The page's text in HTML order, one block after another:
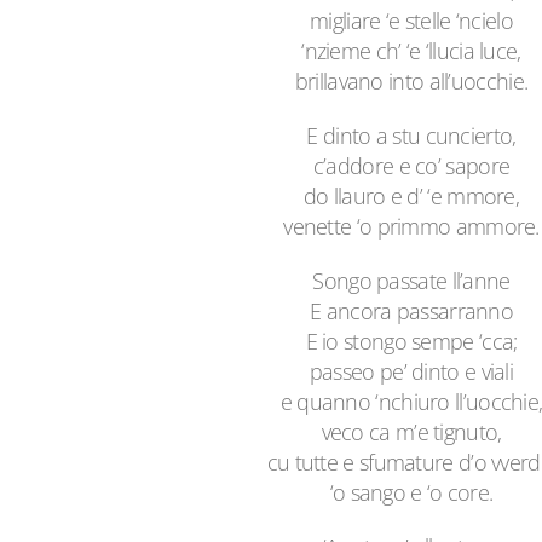
migliare ‘e stelle ‘ncielo
‘nzieme ch’ ‘e ‘llucia luce,
brillavano into all’uocchie.
E dinto a stu cuncierto,
c’addore e co’ sapore
do llauro e d’ ‘e mmore,
venette ‘o primmo ammore.
Songo passate ll’anne
E ancora passarranno
E io stongo sempe ‘cca;
passeo pe’ dinto e viali
e quanno ‘nchiuro ll’uocchie,
veco ca m’e tignuto,
cu tutte e sfumature d’o
‘o sango e ‘o core.